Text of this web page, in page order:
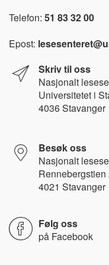
Telefon: 51 83 32 00
Epost:
Skriv til oss
Nasjonalt l
Universitetet i
4036 Stavanger
Besøk oss
Nasjonalt
Rennebergstien
4021 Stavanger
Følg oss
på Facebook